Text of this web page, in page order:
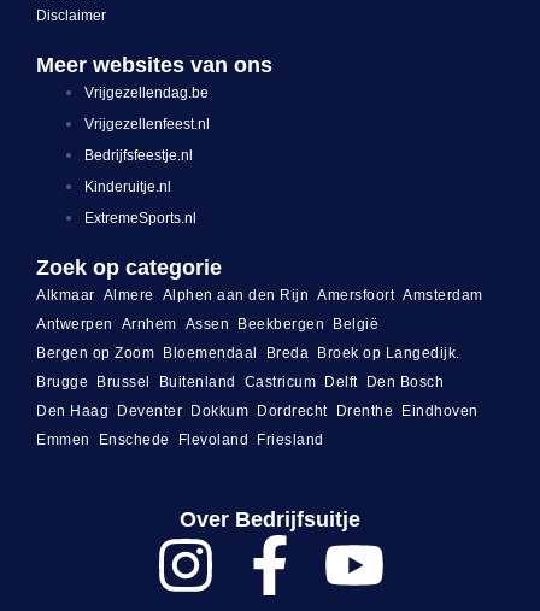
Disclaimer
Meer websites van ons
Vrijgezellendag.be
Vrijgezellenfeest.nl
Bedrijfsfeestje.nl
Kinderuitje.nl
ExtremeSports.nl
Zoek op categorie
Alkmaar Almere Alphen aan den Rijn Amersfoort Amsterdam
Antwerpen
Arnhem Assen Beekbergen
België
Bergen op Zoom Bloemendaal Breda Broek op Langedijk.
Brugge
Brussel Buitenland Castricum Delft
Den Bosch
Den Haag
Deventer Dokkum Dordrecht Drenthe
Eindhoven
Emmen
Enschede Flevoland Friesland
Over Bedrijfsuitje